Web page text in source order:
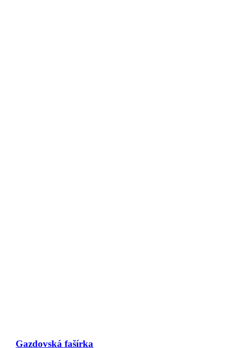
Gazdovská fašírka